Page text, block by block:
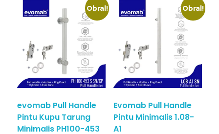
Obral!
evomab Pull Handle
Pintu Kupu Tarung
Minimalis PH100-453
Obral!
Evomab Pull Handle
Pintu Minimalis 1.08-
A1